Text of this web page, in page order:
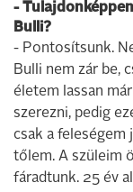
-
Bulli?
- Pontosítsunk.
Bulli nem zár be,
életem lassan
szerezni, pedig
csak a feleségem
tőlem. A szüleim
fáradtunk. 25 év